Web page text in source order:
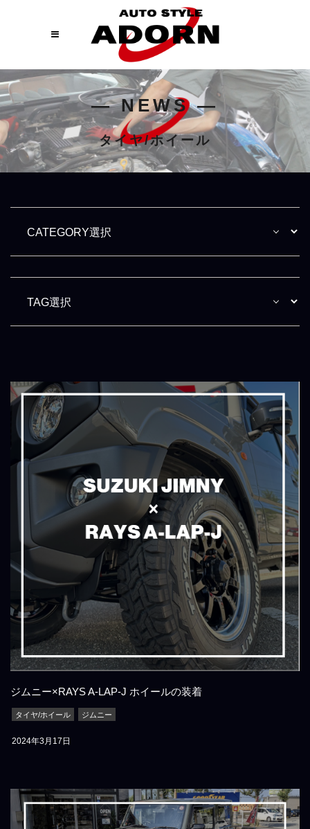
― NEWS ―
タイヤ/ホイール
ジムニー×RAYS A-LAP-J ホイールの装着
タイヤ/ホイール ジムニー
2024年3月17日